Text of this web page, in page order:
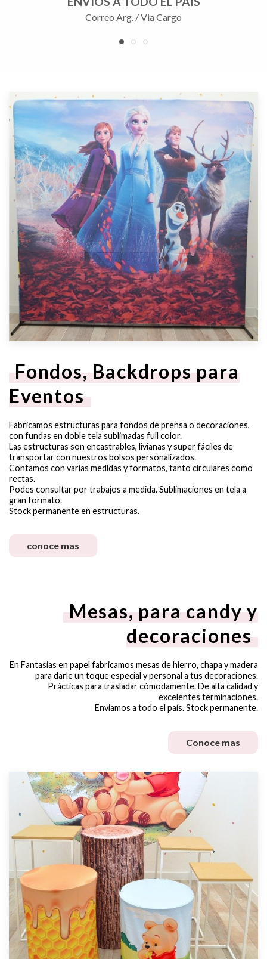
Correo Arg. / Via Cargo
Fondos, Backdrops para
Eventos
Fabricamos estructuras para fondos de prensa o decoraciones,
con fundas en doble tela sublimadas full color.
Las estructuras son encastrables, livianas y super fáciles de
transportar con nuestros bolsos personalizados.
Contamos con varias medidas y formatos, tanto circulares como
rectas.
Podes consultar por trabajos a medida. Sublimaciones en tela a
gran formato.
Stock permanente en estructuras.
conoce mas
Mesas, para candy y
decoraciones
En Fantasias en papel fabricamos mesas de hierro, chapa y madera
para darle un toque especial y personal a tus decoraciones.
Prácticas para trasladar cómodamente. De alta calidad y
excelentes terminaciones.
Enviamos a todo el país. Stock permanente.
Conoce mas